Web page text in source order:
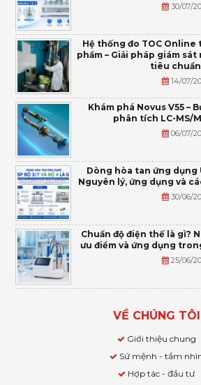
30/07/
Hệ thống đo TOC
phẩm – Giải pháp giám
tiêu chuẩn
14/07/
Khám phá Novus V55 –
phân tích LC-MS/
06/07/
Dòng hòa tan ứng dụng
Nguyên lý, ứng dụng và
30/06/
Chuẩn độ điện thế là gì?
ưu điểm và ứng dụng
25/06/
VỀ CHÚNG TÔI
Giới thiệu chung
Sứ mệnh - tầm
Hợp tác - đầu tư